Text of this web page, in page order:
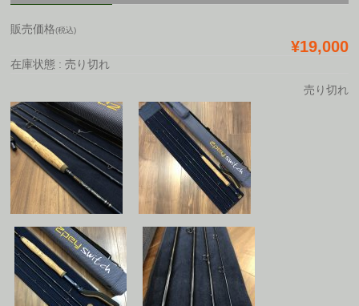
販売価格(税込)
¥19,000
在庫状態 : 売り切れ
売り切れ